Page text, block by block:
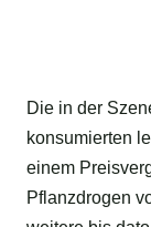
Die in der
konsumierten
einem
Pflanzdrogen